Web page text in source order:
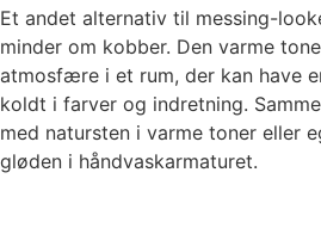
Et andet alternativ til messing-
minder om kobber. Den varme
atmosfære i et rum, der kan have
koldt i farver og indretning.
med natursten i varme toner eller
gløden i håndvaskarmaturet.